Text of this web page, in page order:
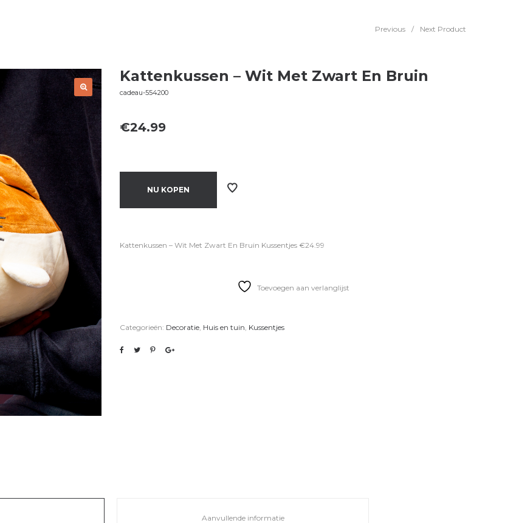
Previous / Next Product
Kattenkussen – Wit Met Zwart En Bruin
cadeau-554200
€24.99
NU KOPEN
Kattenkussen – Wit Met Zwart En Bruin Kussentjes €24.99
Toevoegen aan verlanglijst
Categorieën: Decoratie, Huis en tuin, Kussentjes
Aanvullende informatie